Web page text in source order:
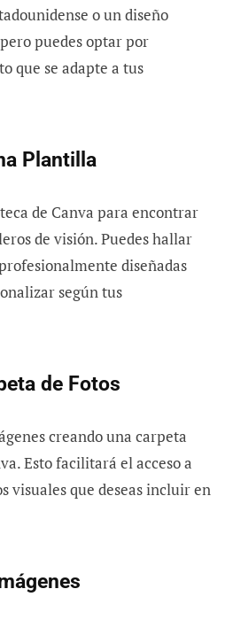
o un diseño
puedes optar por
que se adapte a tus
Plantilla
de Canva para encontrar
de visión. Puedes hallar
diseñadas
según tus
de Fotos
creando una carpeta
Esto facilitará el acceso a
visuales que deseas incluir en